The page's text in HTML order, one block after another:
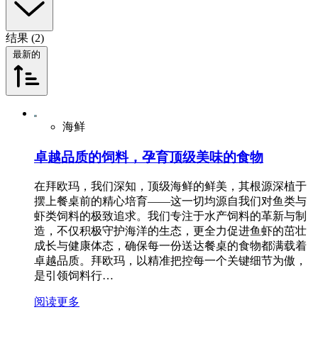
结果 (2)
最新的
海鲜
卓越品质的饲料，孕育顶级美味的食物
在拜欧玛，我们深知，顶级海鲜的鲜美，其根源深植于
摆上餐桌前的精心培育——这一切均源自我们对鱼类与
虾类饲料的极致追求。我们专注于水产饲料的革新与制
造，不仅积极守护海洋的生态，更全力促进鱼虾的茁壮
成长与健康体态，确保每一份送达餐桌的食物都满载着
卓越品质。拜欧玛，以精准把控每一个关键细节为傲，
是引领饲料行…
阅读更多